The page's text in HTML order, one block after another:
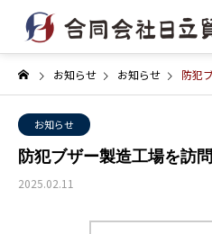
お知らせ お知らせ 防犯
お知らせ
防犯ブザー製造工場を訪
2025.02.11